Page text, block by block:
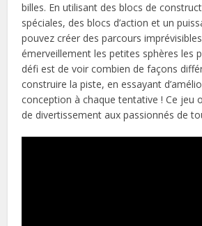
billes. En utilisant des blocs de
spéciales, des blocs d’action et un
pouvez créer des parcours
émerveillement les petites sphères les
défi est de voir combien de façons
construire la piste, en essayant
conception à chaque tentative ! Ce jeu
de divertissement aux passionnés de